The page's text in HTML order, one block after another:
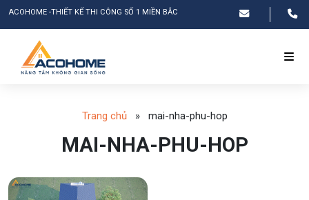
ACOHOME -THIẾT KẾ THI CÔNG SỐ 1 MIỀN BẮC
Trang chủ » mai-nha-phu-hop
MAI-NHA-PHU-HOP